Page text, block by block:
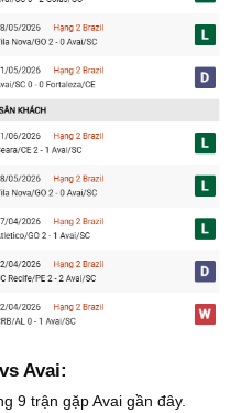
Avai:
9 trận gặp Avai gần đây.